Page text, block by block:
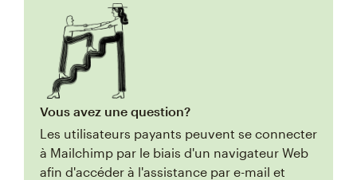
Vous avez une question?
Les utilisateurs payants peuvent se connecter
à Mailchimp par le biais d'un navigateur Web
afin d'accéder à l'assistance par e-mail et